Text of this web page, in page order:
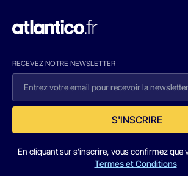
RECEVEZ NOTRE NEWSLETTER
S'INSCRIRE
En cliquant sur s'inscrire, vous confirmez que
Termes et Conditions